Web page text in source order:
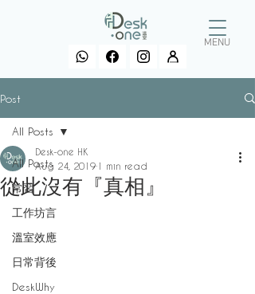
MENU
Post
All Posts
常習
工作坊言
溫室效應
日常背後
DeskWhy
All Posts
從此沒有『真相』
Desk-one HK
Aug 24, 2019 1 min read